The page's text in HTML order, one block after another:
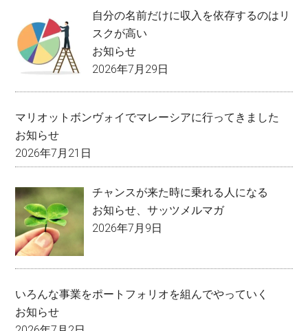
自分の名前だけに収入を依存するのはリ
スクが高い
お知らせ
2026年7月29日
マリオットボンヴォイでマレーシアに行ってきました
お知らせ
2026年7月21日
チャンスが来た時に乗れる人になる
お知らせ、サッツメルマガ
2026年7月9日
いろんな事業をポートフォリオを組んでやっていく
お知らせ